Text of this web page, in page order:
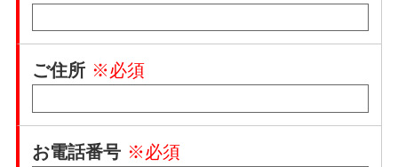
ご住所 ※必須
お電話番号 ※必須